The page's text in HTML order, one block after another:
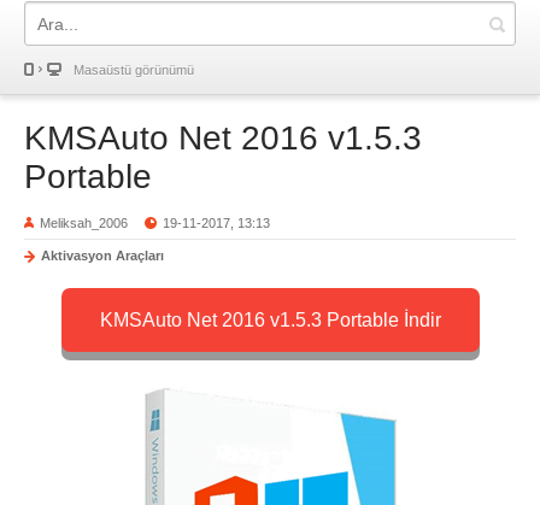
Masaüstü görünümü
KMSAuto Net 2016 v1.5.3
Portable
Meliksah_2006 19-11-2017, 13:13
Aktivasyon Araçları
KMSAuto Net 2016 v1.5.3 Portable İndir